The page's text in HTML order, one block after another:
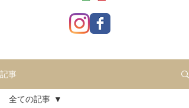
記事
全ての記事